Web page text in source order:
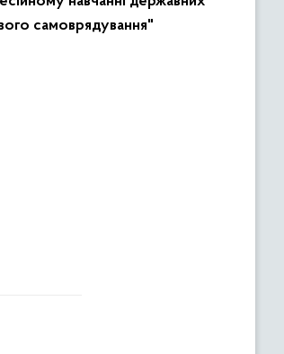
самоврядування"